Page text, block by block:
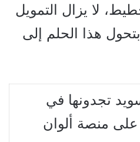
لا يزال التمويل
هذا الحلم إلى
تجدونها في
على منصة ألوان